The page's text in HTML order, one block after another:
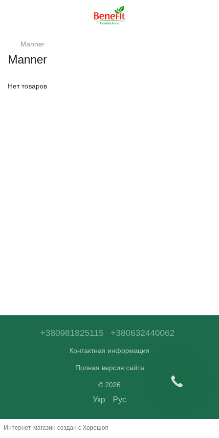
Manner
Manner
Нет товаров
+380981825115 +380632440062
Контактная информация
Полная версия сайта
© 2026
Укр Рус
Интернет-магазин создан с Хорошоп